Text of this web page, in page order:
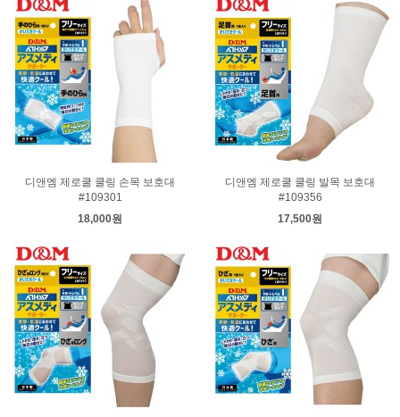
디앤엠 제로쿨 쿨링 손목 보호대
#109301
18,000원
디앤엠 제로쿨 쿨링 발목 보호대
#109356
17,500원